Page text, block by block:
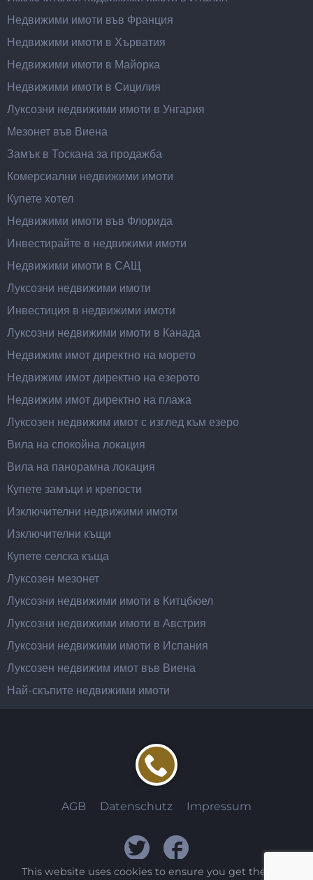
Недвижими имоти във Франция
Недвижими имоти в Хърватия
Недвижими имоти в Майорка
Недвижими имоти в Сицилия
Луксозни недвижими имоти в Унгария
Мезонет във Виена
Замък в Тоскана за продажба
Комерсиални недвижими имоти
Купете хотел
Недвижими имоти във Флорида
Инвестирайте в недвижими имоти
Недвижими имоти в САЩ
Луксозни недвижими имоти
Инвестиция в недвижими имоти
Луксозни недвижими имоти в Канада
Недвижим имот директно на морето
Недвижим имот директно на езерото
Недвижим имот директно на плажа
Луксозен недвижим имот с изглед към езеро
Вила на спокойна локация
Вила на панорамна локация
Купете замъци и крепости
Изключителни недвижими имоти
Изключителни къщи
Купете селска къща
Луксозен мезонет
Луксозни недвижими имоти в Китцбюел
Луксозни недвижими имоти в Австрия
Луксозни недвижими имоти в Испания
Луксозен недвижим имот във Виена
Най-скъпите недвижими имоти
AGB Datenschutz Impressum
This website uses cookies to ensure you get the best